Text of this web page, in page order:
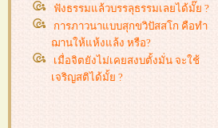
ฟังธรรมแล้วบรรลุธรรมเลยได้มั๊ย ?
การภาวนาแบบสุกขวิปัสสโก คือทำ
ฌานให้แห้งแล้ง หรือ?
เมื่อจิตยังไม่เคยสงบตั้งมั่น จะใช้
เจริญสติได้มั้ย ?